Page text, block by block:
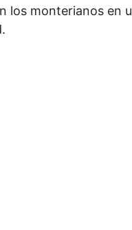
los monterianos en